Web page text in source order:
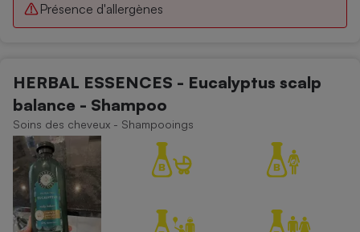
Présence d'allergènes
HERBAL ESSENCES - Eucalyptus scalp
balance - Shampoo
Soins des cheveux - Shampooings